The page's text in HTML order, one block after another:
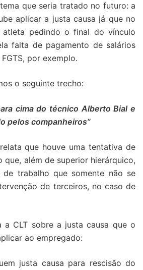
que seria tratado no futuro: a
aplicar a justa causa já que no
atleta pedindo o final do vínculo
falta de pagamento de salários
por exemplo.
o seguinte trecho:
cima do técnico Alberto Bial e
pelos companheiros”
que houve uma tentativa de
que, além de superior hierárquico,
de trabalho que somente não se
de terceiros, no caso de
a CLT sobre a justa causa que o
ao empregado:
justa causa para rescisão do